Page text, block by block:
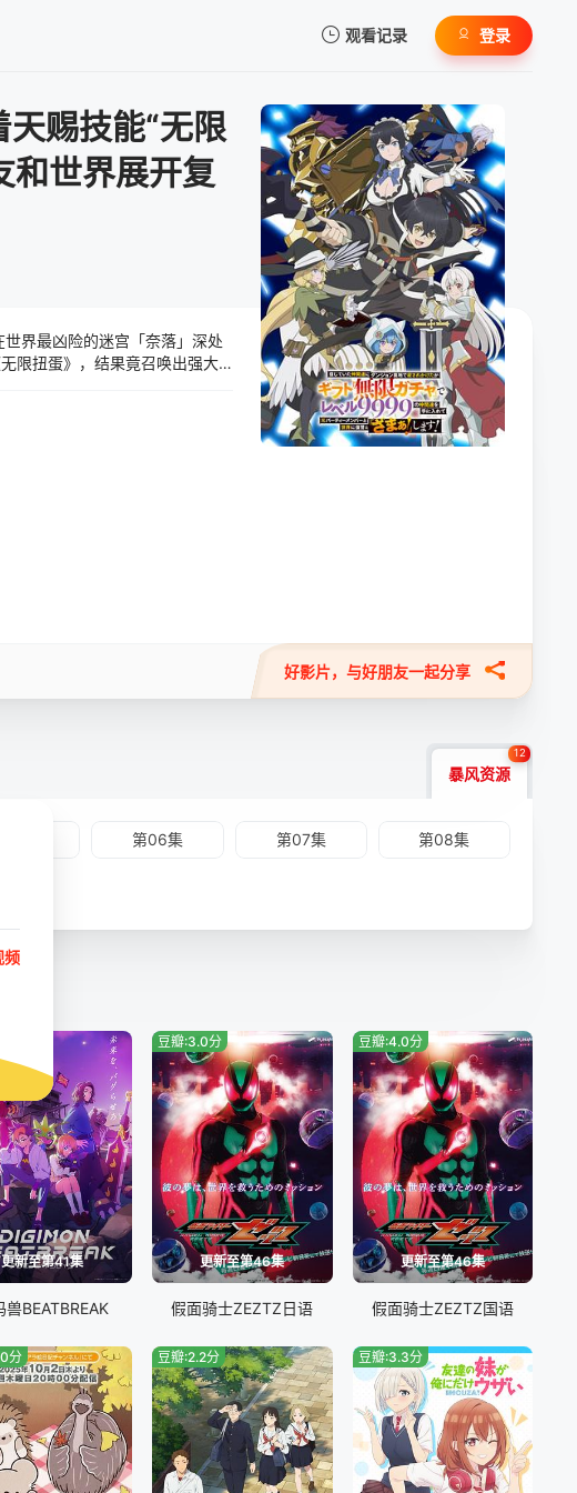
观看记录
暂无观看影片的记录
登录
赐技能“无限
和世界展开复
界最凶险的迷宫「奈落」深处
限扭蛋》，结果竟召唤出强大
好影片，与好朋友一起分享
暴风资源
12
第06集 第07集 第08集
更新至第41集
兽BEATBREAK
更新至第46集
豆瓣:3.0分
假面骑士ZEZTZ日语
更新至第46集
豆瓣:4.0分
假面骑士ZEZTZ国语
分 豆瓣:2.2分 豆瓣:3.3分
频